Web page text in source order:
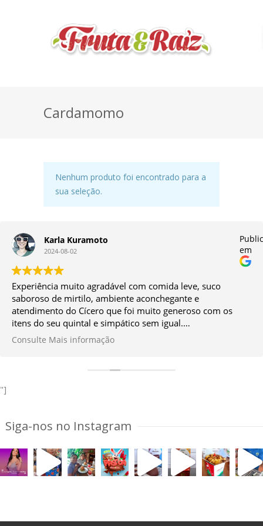
Cardamomo
Nenhum produto foi encontrado para a
sua seleção.
em
Karla Kuramoto
2024-08-02
Experiência muito agradável com comida leve, suco
saboroso de mirtilo, ambiente aconchegante e
atendimento do Cícero que foi muito generoso com os
itens do seu quintal e simpático sem igual.
Vale muito a ida!
*Façam a reserva antes.
Consulte Mais informação
"]
Siga-nos no Instagram